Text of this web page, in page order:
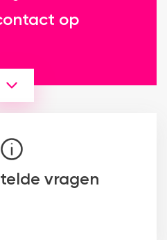
op
vragen